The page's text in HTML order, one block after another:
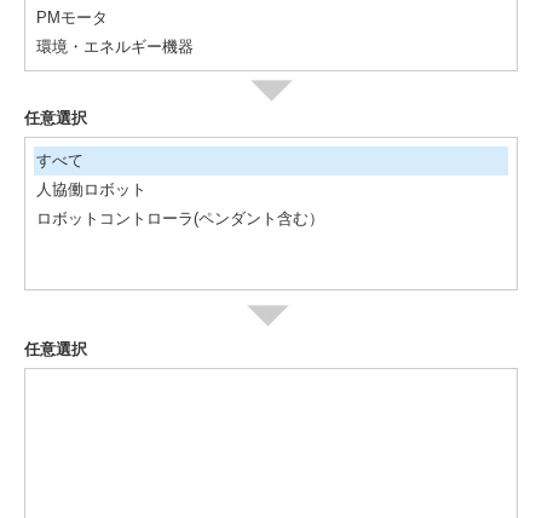
PMモータ
環境・エネルギー機器
任意選択
すべて
人協働ロボット
ロボットコントローラ(ペンダント含む）
任意選択